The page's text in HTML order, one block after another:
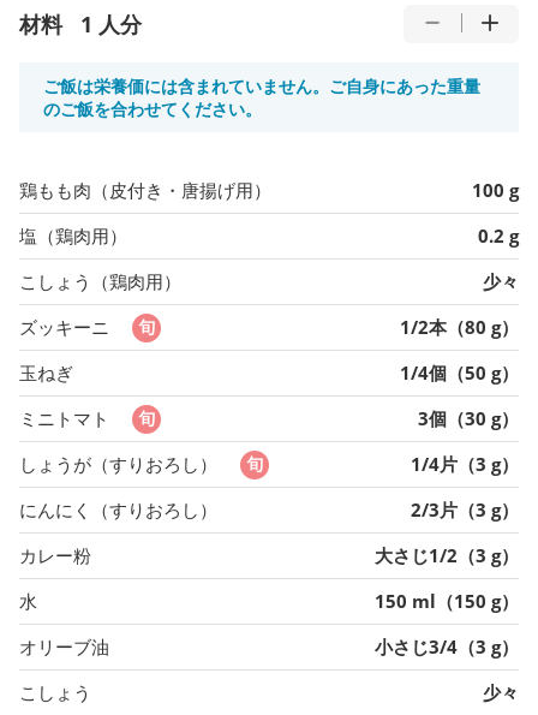
材料 1 人分
ご飯は栄養価には含まれていません。ご自身にあった重量
のご飯を合わせてください。
鶏もも肉（皮付き・唐揚げ用）
100 g
塩（鶏肉用）
0.2 g
こしょう（鶏肉用）
少々
ズッキーニ
1/2本（80 g）
玉ねぎ
1/4個（50 g）
ミニトマト
3個（30 g）
しょうが（すりおろし）
1/4片（3 g）
にんにく（すりおろし）
2/3片（3 g）
カレー粉
大さじ1/2（3 g）
水
150 ml（150 g）
オリーブ油
小さじ3/4（3 g）
こしょう
少々